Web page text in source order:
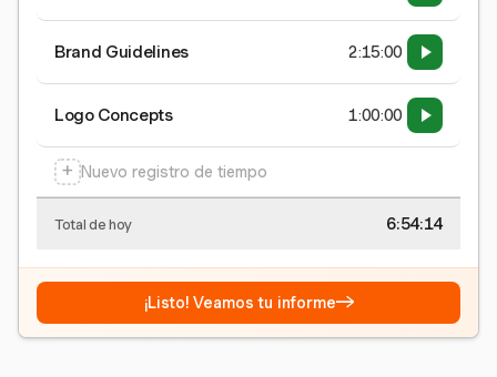
Brand Guidelines 2:15:00
Logo Concepts 1:00:00
+ Nuevo registro de tiempo
Total de hoy 6:54:15
¡Listo! Veamos tu informe→